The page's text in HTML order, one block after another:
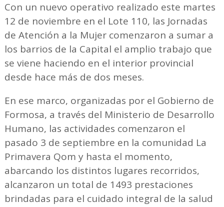
Con un nuevo operativo realizado este martes
12 de noviembre en el Lote 110, las Jornadas
de Atención a la Mujer comenzaron a sumar a
los barrios de la Capital el amplio trabajo que
se viene haciendo en el interior provincial
desde hace más de dos meses.
En ese marco, organizadas por el Gobierno de
Formosa, a través del Ministerio de Desarrollo
Humano, las actividades comenzaron el
pasado 3 de septiembre en la comunidad La
Primavera Qom y hasta el momento,
abarcando los distintos lugares recorridos,
alcanzaron un total de 1493 prestaciones
brindadas para el cuidado integral de la salud